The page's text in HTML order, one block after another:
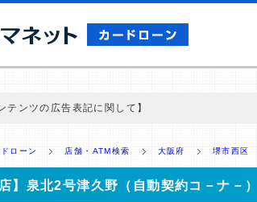
テンツの広告表記に関して】
どに基づき、公平性を担保した情報提供を行って
一覧
ローン 店舗・ATM検索 大阪府 堺市西区
店】泉北2号津久野（自動契約コ－ナ－）